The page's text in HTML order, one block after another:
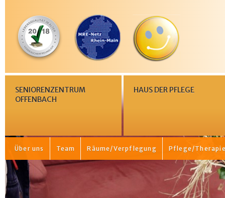
SENIORENZENTRUM
OFFENBACH
HAUS DER PFLEGE
Über uns Team Räume/Verpflegung Pflege/